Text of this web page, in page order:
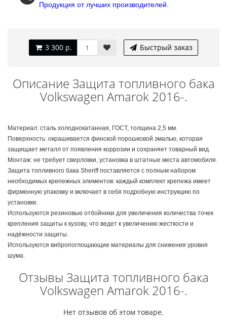
Продукция от лучших производителей.
3 300 р. Быстрый заказ
Описание Защита топливного бака
Volkswagen Amarok 2016-.
Материал: сталь холоднокатанная, ГОСТ, толщина 2,5 мм.
Поверхность: окрашивается финской порошковой эмалью, которая
защищает металл от появления коррозии и сохраняет товарный вид.
Монтаж: не требует сверловки, установка в штатные места автомобиля.
Защита топливного бака Sheriff поставляется с полным набором
необходимых крепежных элементов: каждый комплект крепежа имеет
фирменную упаковку и включает в себя подробную инструкцию по
установке.
Используются резиновые отбойники для увеличения количества точек
крепления защиты к кузову, что ведет к увеличению жесткости и
надёжности защиты.
Используются вибропоглощающие материалы для снижения уровня
шума.
Отзывы Защита топливного бака
Volkswagen Amarok 2016-.
Нет отзывов об этом товаре.